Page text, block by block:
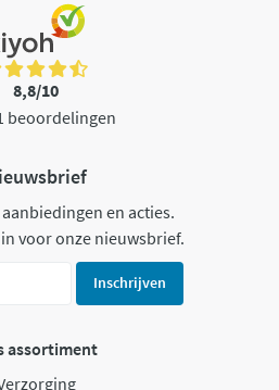
8,8/10
beoordelingen
en acties.
voor onze nieuwsbrief.
Inschrijven
assortiment